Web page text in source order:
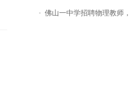
佛山一中学招聘物理教师，笔试前13名均遭淘汰？教育局：